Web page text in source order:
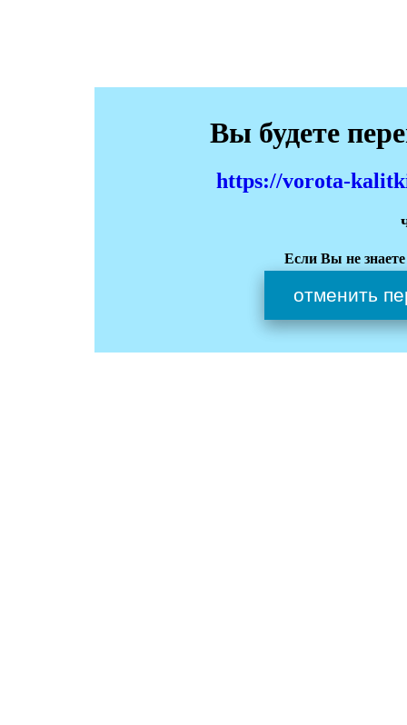
Вы будете
https://vorota-
Если Вы не
отменить